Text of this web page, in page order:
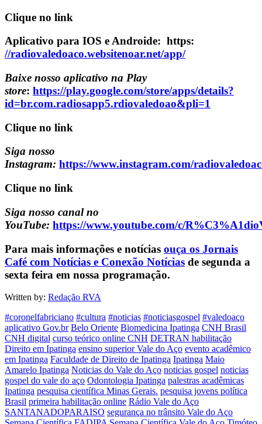
Clique no link
Aplicativo para IOS e Androide: https:
//radiovaledoaco.websitenoar.net/app/
Baixe nosso aplicativo na Play
store: https://play.google.com/store/apps/details?
id=br.com.radiosapp5.rdiovaledoao&pli=1
Clique no link
Siga nosso
Instagram: https://www.instagram.com/
Clique no link
Siga nosso canal no
YouTube: https://www.youtube.com/c/
Para mais informações e notícias ouça os Jornais
Café com Notícias e Conexão Notícias de segunda a
sexta feira em nossa programação.
Written by: Redação RVA
#coronelfabriciano #cultura #noticias #noticiasgospel #valedoaço
aplicativo Gov.br Belo Oriente Biomedicina Ipatinga CNH Brasil
CNH digital curso teórico online CNH DETRAN habilitação
Direito em Ipatinga ensino superior Vale do Aço evento acadêmico
em Ipatinga Faculdade de Direito de Ipatinga Ipatinga Maio
Amarelo Ipatinga Noticias do Vale do Aço noticias gospel noticias
gospel do vale do aço Odontologia Ipatinga palestras acadêmicas
Ipatinga pesquisa científica Minas Gerais. pesquisa jovens política
Brasil primeira habilitação online Rádio Vale do Aço
SANTANADOPARAISO segurança no trânsito Vale do Aço